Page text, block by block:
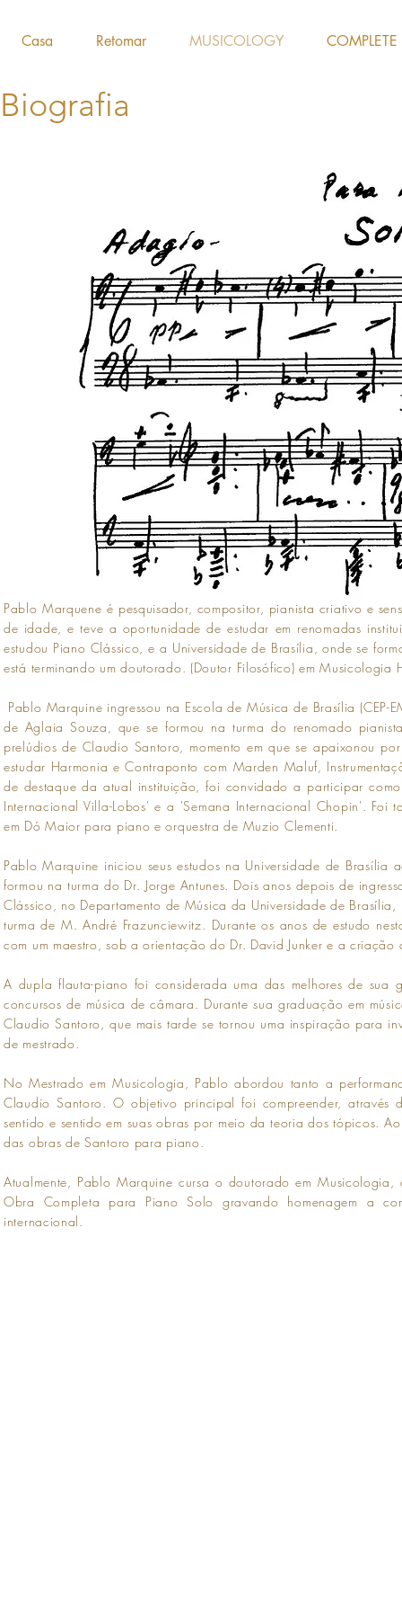
Casa Retomar MUSICOLOGY
Biografia
Pablo Marquene é pesquisador, compositor, pianista criativo e
de idade, e teve a oportunidade de estudar em renomadas
estudou Piano Clássico, e a Universidade de Brasília, onde se
está terminando um doutorado. (Doutor Filosófico) em
Pablo Marquine ingressou na Escola de Música de Brasília
de Aglaia Souza, que se formou na turma do renomado
prelúdios de Claudio Santoro, momento em que se apaixonou
estudar Harmonia e Contraponto com Marden Maluf,
de destaque da atual instituição, foi convidado a participar
Internacional Villa-Lobos' e a 'Semana Internacional Chopin'.
em Dó Maior para piano e orquestra de Muzio Clementi.
Pablo Marquine iniciou seus estudos na Universidade de
formou na turma do Dr. Jorge Antunes. Dois anos depois de
Clássico, no Departamento de Música da Universidade de
turma de M. André Frazunciewitz. Durante os anos de estudo
com um maestro, sob a orientação do Dr. David Junker e a
A dupla flauta-piano foi considerada uma das melhores de
concursos de música de câmara. Durante sua graduação em
Claudio Santoro, que mais tarde se tornou uma inspiração para
de mestrado.
No Mestrado em Musicologia, Pablo abordou tanto a
Claudio Santoro. O objetivo principal foi compreender, através
sentido e sentido em suas obras por meio da teoria dos tópicos.
das obras de Santoro para piano.
Atualmente, Pablo Marquine cursa o doutorado em
Obra Completa para Piano Solo gravando homenagem a
internacional.